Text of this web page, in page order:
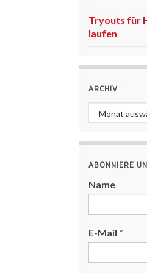
Tryouts für
laufen
ARCHIV
Archiv
ABONNIERE
Name
E-Mail *